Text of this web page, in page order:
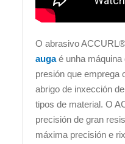
O abrasivo ACCURL®
augaé unha máquina
presión que emprega
abrigo de inxección
tipos de material. O
precisión de gran
máxima precisión e